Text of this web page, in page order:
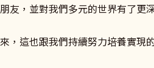
，並對我們多元的世界有了更深
，這也跟我們持續努力培養實現